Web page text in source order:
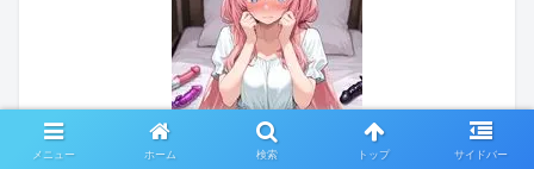
メニュー ホーム 検索 トップ サイドバー